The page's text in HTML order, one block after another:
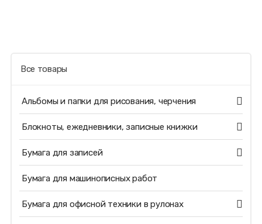
Все товары
Альбомы и папки для рисования, черчения
Блокноты, ежедневники, записные книжки
Бумага для записей
Бумага для машинописных работ
Бумага для офисной техники в рулонах